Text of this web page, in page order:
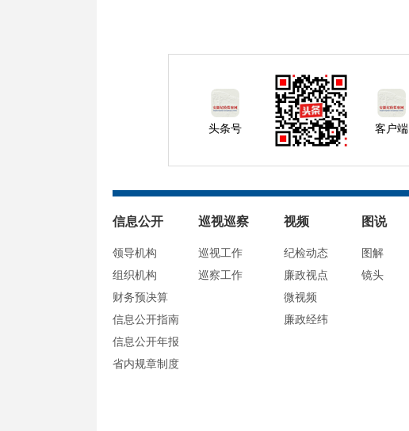
头条号 客户端
信息公开
领导机构
组织机构
财务预决算
信息公开指南
信息公开年报
省内规章制度
巡视巡察
巡视工作
巡察工作
视频
纪检动态
廉政视点
微视频
廉政经纬
图说
图解
镜头